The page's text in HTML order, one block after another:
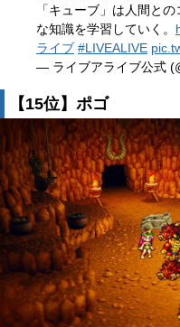
「キューブ」は人間と
な知識を学習していく。
ライブ #LIVEALIVE
— ライブアライブ公式
【15位】ポゴ